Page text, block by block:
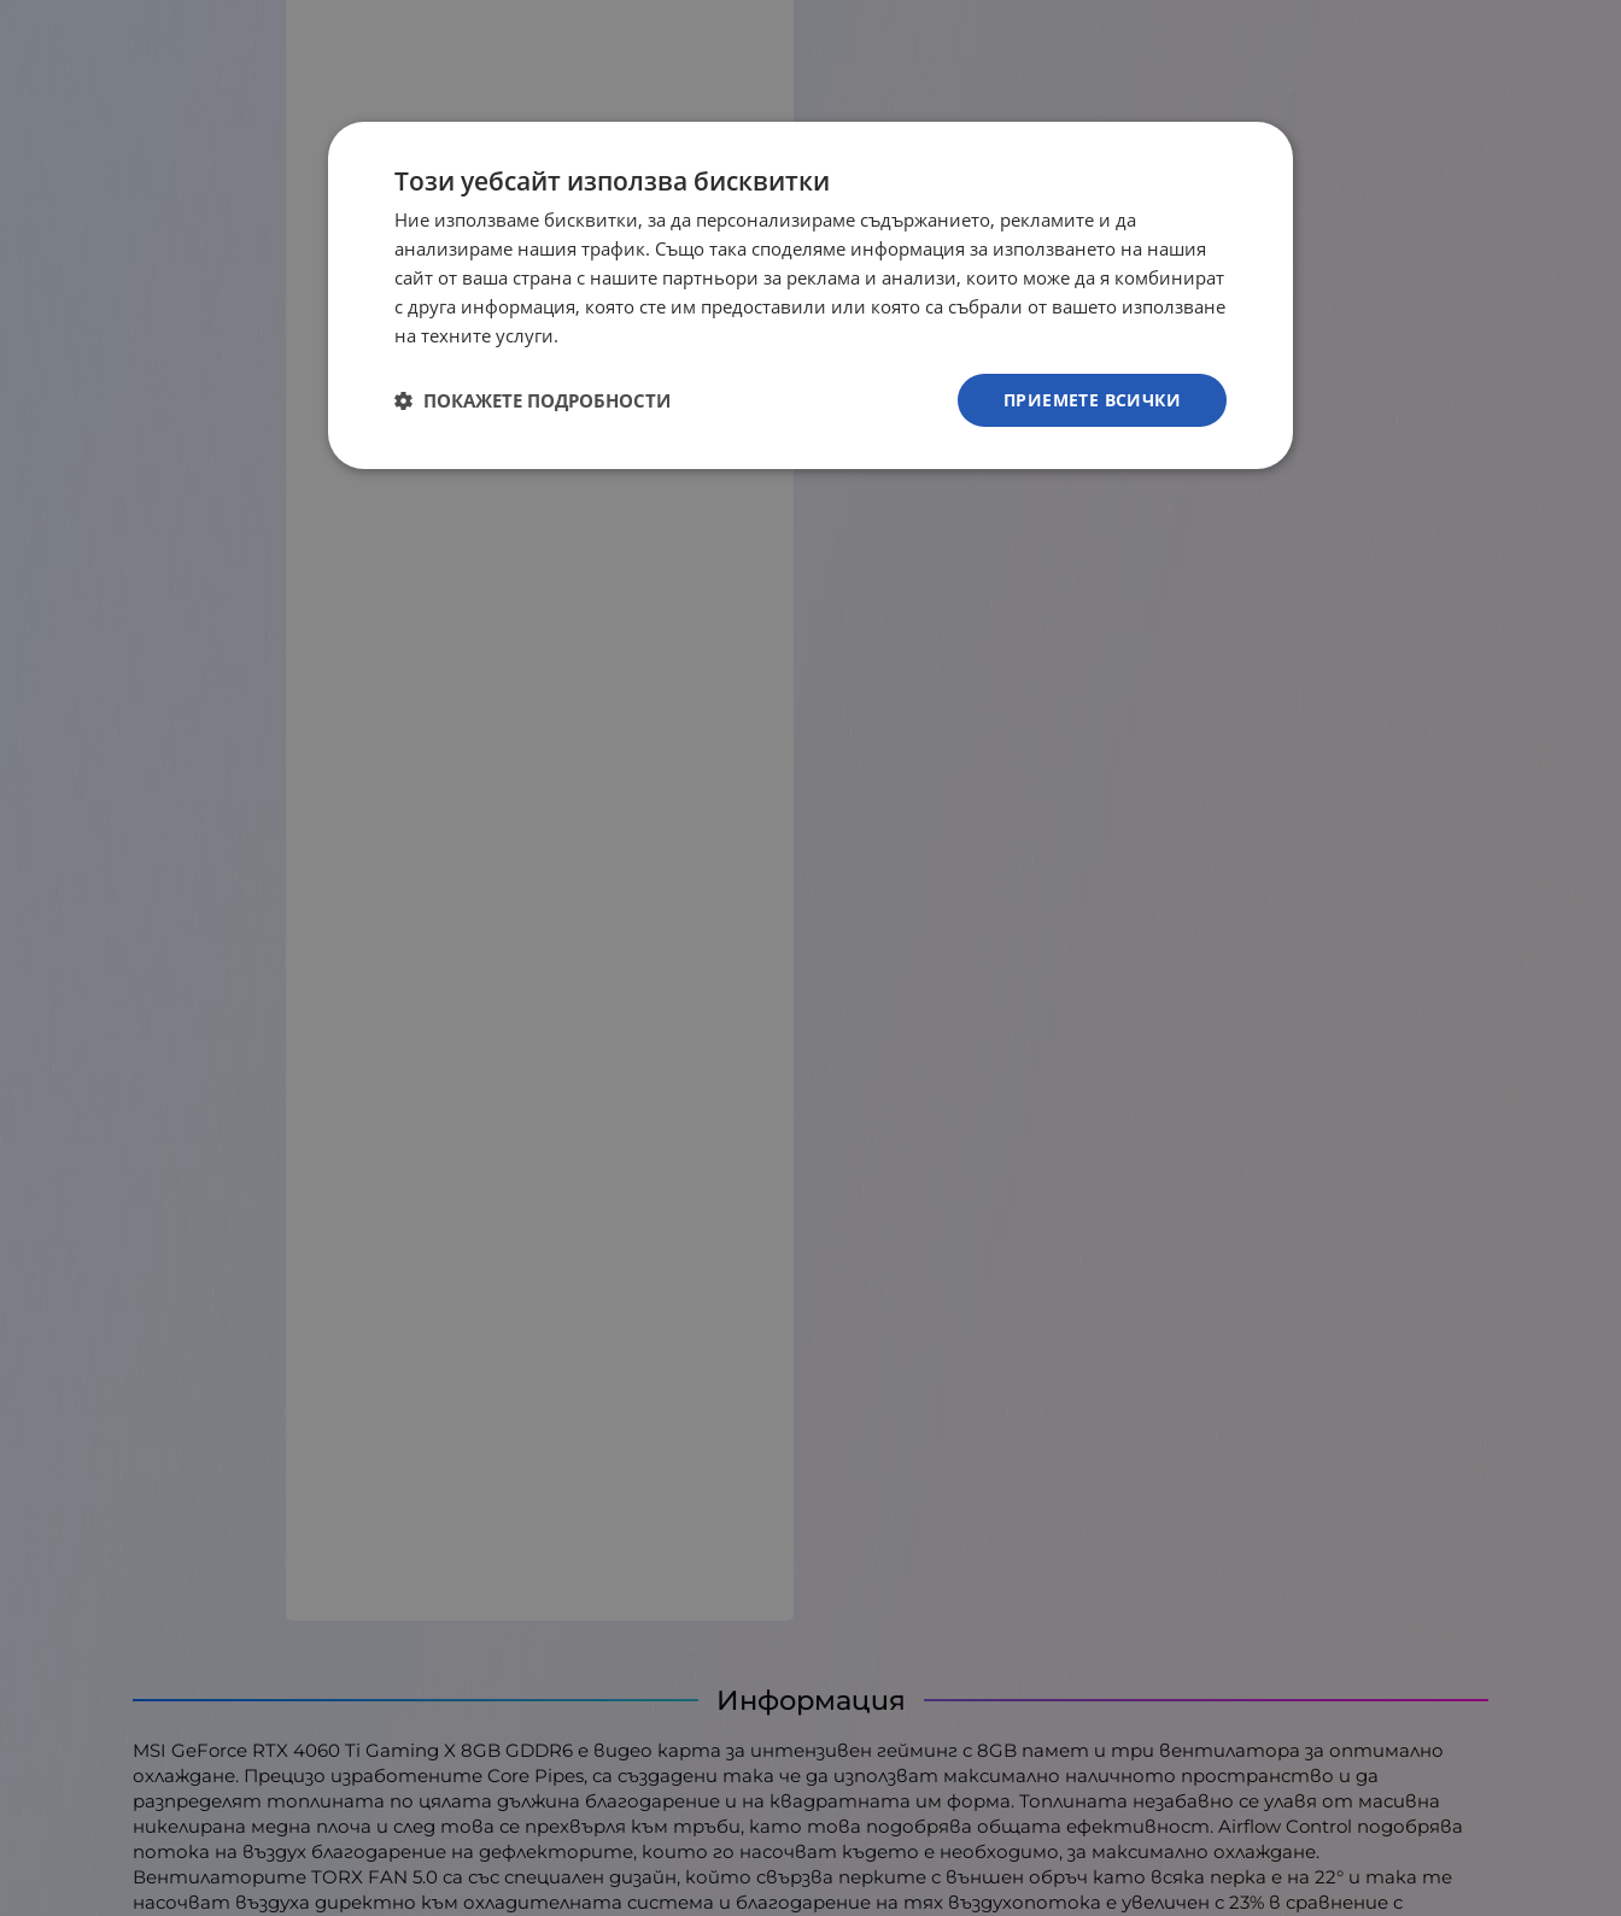
Информация
MSI GeForce RTX 4060 Ti Gaming X 8GB GDDR6 е видео карта за интензивен гейминг с 8GB памет и три вентилатора за оптимално
охлаждане. Прецизо изработените Core Pipes, са създадени така че да използват максимално наличното пространство и да
разпределят топлината по цялата дължина благодарение и на квадратната им форма. Топлината незабавно се улавя от масивна
никелирана медна плоча и след това се прехвърля към тръби, като това подобрява общата ефективност. Airflow Control подобрява
потока на въздух благодарение на дефлекторите, които го насочват където е необходимо, за максимално охлаждане.
Вентилаторите TORX FAN 5.0 са със специален дизайн, който свързва перките с външен обръч като всяка перка е на 22° и така те
насочват въздуха директно към охладителната система и благодарение на тях въздухопотока е увеличен с 23% в сравнение с
Този уебсайт използва бисквитки
Ние използваме бисквитки, за да персонализираме съдържанието, рекламите и да
анализираме нашия трафик. Също така споделяме информация за използването на нашия
сайт от ваша страна с нашите партньори за реклама и анализи, които може да я комбинират
с друга информация, която сте им предоставили или която са събрали от вашето използване
на техните услуги.
ПРИЕМЕТЕ ВСИЧКИ
ПОКАЖЕТЕ ПОДРОБНОСТИ